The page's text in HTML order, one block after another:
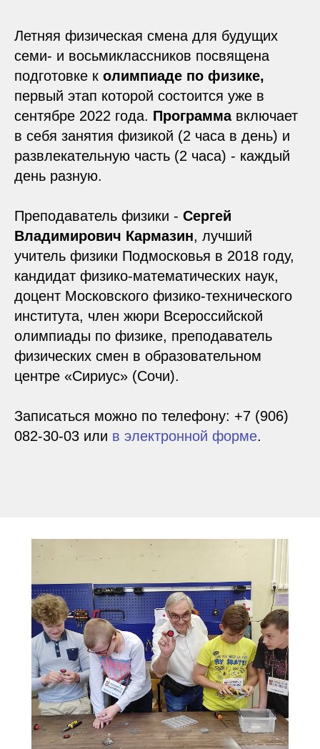
Летняя физическая смена для будущих
семи- и восьмиклассников посвящена
подготовке к олимпиаде по физике,
первый этап которой состоится уже в
сентябре 2022 года. Программавключает
в себя занятия физикой (2 часа в день) и
развлекательную часть (2 часа) - каждый
день разную.
Преподаватель физики - Сергей
Владимирович Кармазин, лучший
учитель физики Подмосковья в 2018 году,
кандидат физико-математических наук,
доцент Московского физико-технического
института, член жюри Всероссийской
олимпиады по физике, преподаватель
физических смен в образовательном
центре «Сириус» (Сочи).
Записаться можно по телефону: +7 (906)
082-30-03 или в электронной форме.